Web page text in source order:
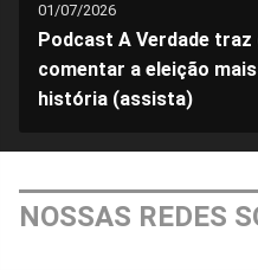
01/07/2026
Podcast A Verdade
comentar a eleição
história (assista)
NOSSAS REDES